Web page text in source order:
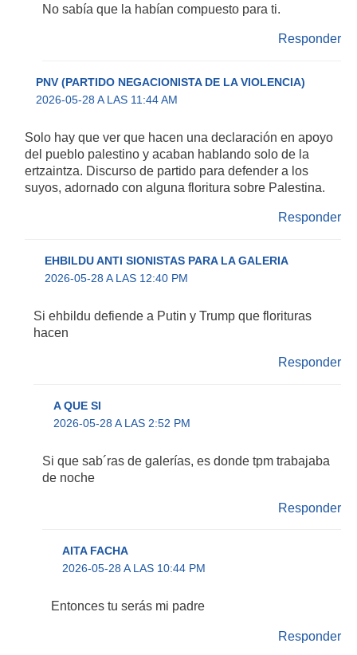
No sabía que la habían compuesto para ti.
Responder
PNV (PARTIDO NEGACIONISTA DE LA VIOLENCIA)
2026-05-28 A LAS 11:44 AM
Solo hay que ver que hacen una declaración en apoyo
del pueblo palestino y acaban hablando solo de la
ertzaintza. Discurso de partido para defender a los
suyos, adornado con alguna floritura sobre Palestina.
Responder
EHBILDU ANTI SIONISTAS PARA LA GALERIA
2026-05-28 A LAS 12:40 PM
Si ehbildu defiende a Putin y Trump que florituras
hacen
Responder
A QUE SI
2026-05-28 A LAS 2:52 PM
Si que sab´ras de galerías, es donde tpm trabajaba
de noche
Responder
AITA FACHA
2026-05-28 A LAS 10:44 PM
Entonces tu serás mi padre
Responder